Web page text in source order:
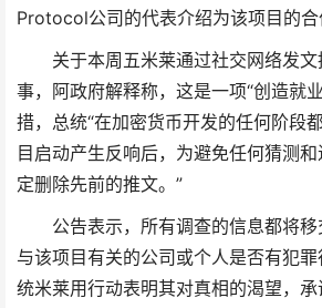
Protocol公司的代表介绍为该项目的合
关于本周五米莱通过社交网络发
事，阿政府解释称，这是一项“创造就
措，总统“在加密货币开发的任何阶段
目启动产生反响后，为避免任何猜测
定删除先前的推文。”
公告表示，所有调查的信息都将
与该项目有关的公司或个人是否有犯
统米莱用行动表明其对真相的渴望，